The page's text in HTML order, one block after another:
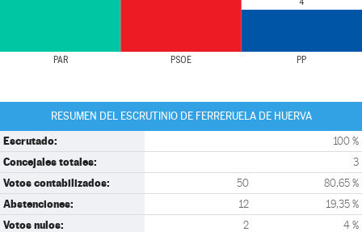
PAR PSOE PP
RESUMEN DEL ESCRUTINIO DE FERRERUELA DE HUERVA
Escrutado: 100 %
Concejales totales: 3
Votos contabilizados: 50 80,65 %
Abstenciones: 12 19,35 %
Votos nulos: 2 4 %